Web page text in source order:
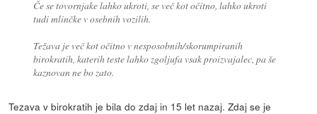
Če se tovornjake lahko ukroti, se več kot očitno, lahko ukroti
tudi mlinčke v osebnih vozilih.
Težava je več kot očitno v nesposobnih/skorumpiranih
birokratih, katerih teste lahko zgoljufa vsak proizvajalec, pa še
kaznovan ne bo zato.
Tezava v birokratih je bila do zdaj in 15 let nazaj. Zdaj se je